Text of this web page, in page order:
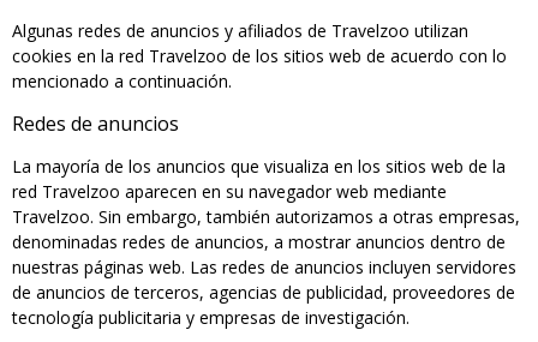
Algunas redes de anuncios y afiliados de Travelzoo utilizan
cookies en la red Travelzoo de los sitios web de acuerdo con lo
mencionado a continuación.
Redes de anuncios
La mayoría de los anuncios que visualiza en los sitios web de la
red Travelzoo aparecen en su navegador web mediante
Travelzoo. Sin embargo, también autorizamos a otras empresas,
denominadas redes de anuncios, a mostrar anuncios dentro de
nuestras páginas web. Las redes de anuncios incluyen servidores
de anuncios de terceros, agencias de publicidad, proveedores de
tecnología publicitaria y empresas de investigación.